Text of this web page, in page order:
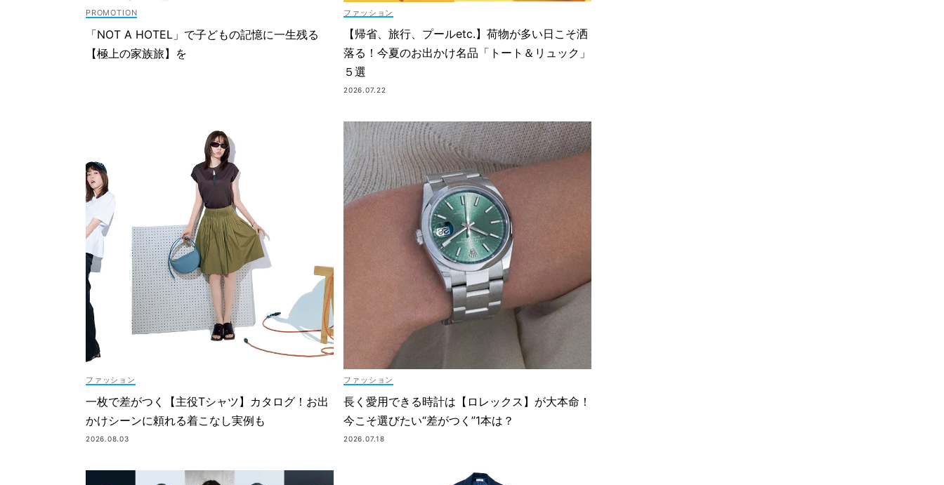
「NOT A HOTEL」で子どもの記憶に一生残る
【極上の家族旅】を
ファッション
【帰省、旅行、プールetc.】荷物が多い日こそ洒
落る！今夏のお出かけ名品「トート＆リュック」
５選
2026.07.22
ファッション
一枚で差がつく【主役Tシャツ】カタログ！お出
かけシーンに頼れる着こなし実例も
2026.08.03
ファッション
長く愛用できる時計は【ロレックス】が大本命！
今こそ選びたい“差がつく”1本は？
2026.07.18